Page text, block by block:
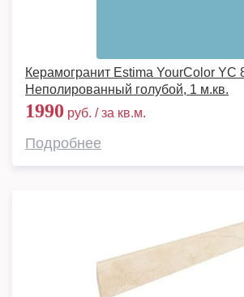
Керамогранит Estima YourColor YC
Неполированный голубой, 1 м.кв.
1990 руб. / за кв.м.
Подробнее